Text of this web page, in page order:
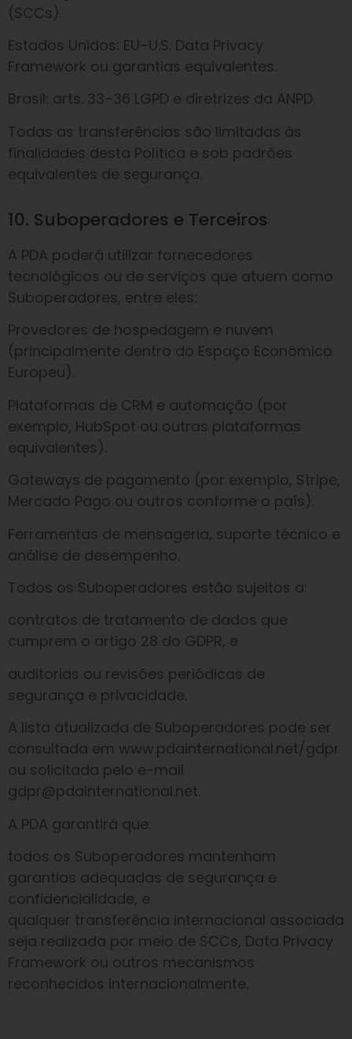
(SCCs).
Estados Unidos: EU–U.S. Data Privacy
Framework ou garantias equivalentes.
Brasil: arts. 33–36 LGPD e diretrizes da ANPD.
Todas as transferências são limitadas às
finalidades desta Política e sob padrões
equivalentes de segurança.
10. Suboperadores e Terceiros
A PDA poderá utilizar fornecedores
tecnológicos ou de serviços que atuem como
Suboperadores, entre eles:
Provedores de hospedagem e nuvem
(principalmente dentro do Espaço Econômico
Europeu).
Plataformas de CRM e automação (por
exemplo, HubSpot ou outras plataformas
equivalentes).
Gateways de pagamento (por exemplo, Stripe,
Mercado Pago ou outros conforme o país).
Ferramentas de mensageria, suporte técnico e
análise de desempenho.
Todos os Suboperadores estão sujeitos a:
contratos de tratamento de dados que
cumprem o artigo 28 do GDPR, e
auditorias ou revisões periódicas de
segurança e privacidade.
A lista atualizada de Suboperadores pode ser
consultada em www.pdainternational.net/gdpr
ou solicitada pelo e-mail
gdpr@pdainternational.net.
A PDA garantirá que:
todos os Suboperadores mantenham
garantias adequadas de segurança e
confidencialidade, e
qualquer transferência internacional associada
seja realizada por meio de SCCs, Data Privacy
Framework ou outros mecanismos
reconhecidos internacionalmente.